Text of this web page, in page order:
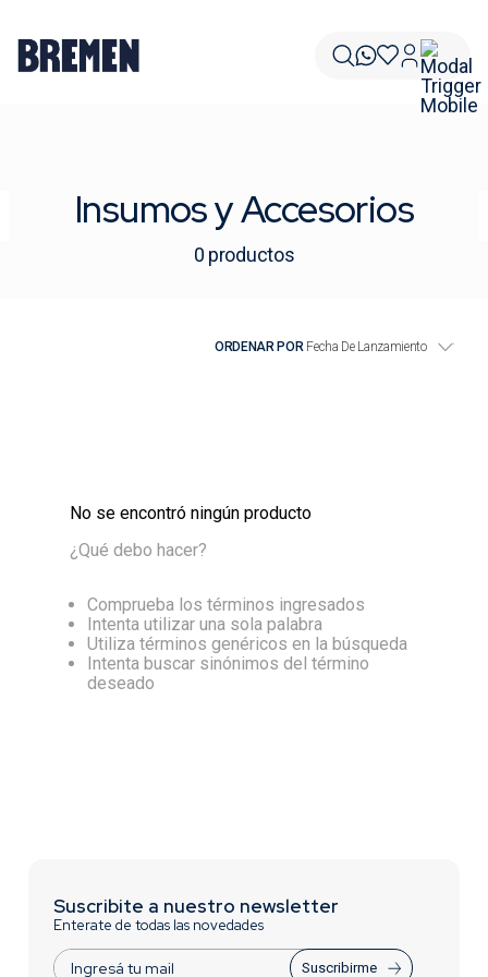
Insumos y Accesorios
0 productos
ORDENAR POR Fecha De Lanzamiento
No se encontró ningún producto
¿Qué debo hacer?
Comprueba los términos ingresados
Intenta utilizar una sola palabra
Utiliza términos genéricos en la búsqueda
Intenta buscar sinónimos del término
deseado
Suscribite a nuestro newsletter
Enterate de todas las novedades
Suscribirme